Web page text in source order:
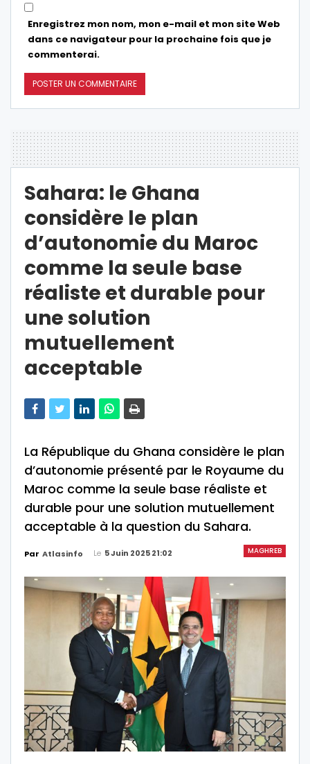
Enregistrez mon nom, mon e-mail et mon site Web
dans ce navigateur pour la prochaine fois que je
commenterai.
Sahara: le Ghana
considère le plan
d’autonomie du Maroc
comme la seule base
réaliste et durable pour
une solution
mutuellement
acceptable
La République du Ghana considère le plan
d’autonomie présenté par le Royaume du
Maroc comme la seule base réaliste et
durable pour une solution mutuellement
acceptable à la question du Sahara.
MAGHREB
Par Atlasinfo Le 5 Juin 2025 21:02